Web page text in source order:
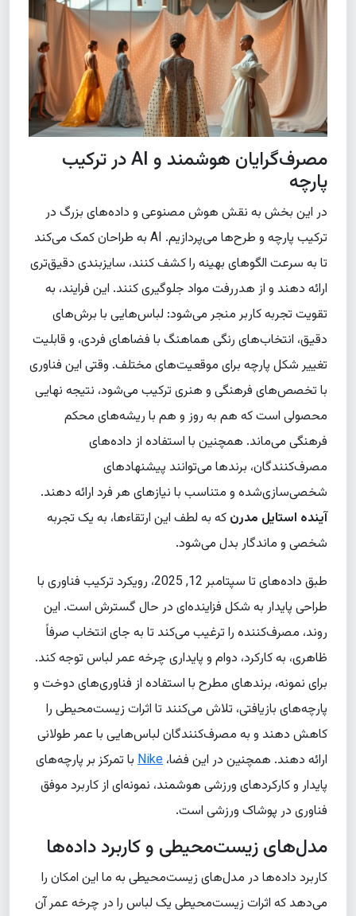
مصرف‌گرایان هوشمند و AI در ترکیب
پارچه
در این بخش به نقش هوش مصنوعی و داده‌های بزرگ در
ترکیب پارچه و طرح‌ها می‌پردازیم. AI به طراحان کمک می‌کند
تا به سرعت الگوهای بهینه را کشف کنند، سایزبندی دقیق‌تری
ارائه دهند و از هدررفت مواد جلوگیری کنند. این فرایند، به
تقویت تجربه کاربر منجر می‌شود: لباس‌هایی با برش‌های
دقیق، انتخاب‌های رنگی هماهنگ با فضاهای فردی، و قابلیت
تغییر شکل پارچه برای موقعیت‌های مختلف. وقتی این فناوری
با تخصص‌های فرهنگی و هنری ترکیب می‌شود، نتیجه نهایی
محصولی است که هم به روز و هم با ریشه‌های محکم
فرهنگی می‌ماند. همچنین با استفاده از داده‌های
مصرف‌کنندگان، برندها می‌توانند پیشنهادهای
شخصی‌سازی‌شده و متناسب با نیازهای هر فرد ارائه دهند.
آینده استایل مدرنکه به لطف این ارتقاءها، به یک تجربه
شخصی و ماندگار بدل می‌شود.
طبق داده‌های تا سپتامبر 12, 2025، رویکرد ترکیب فناوری با
طراحی پایدار به شکل فزاینده‌ای در حال گسترش است. این
روند، مصرف‌کننده را ترغیب می‌کند تا به جای انتخاب صرفاً
ظاهری، به کارکرد، دوام و پایداری چرخه عمر لباس توجه کند.
برای نمونه، برندهای مطرح با استفاده از فناوری‌های دوخت و
پارچه‌های بازیافتی، تلاش می‌کنند تا اثرات زیست‌محیطی را
کاهش دهند و به مصرف‌کنندگان لباس‌هایی با عمر طولانی
ارائه دهند. همچنین در این فضا،Nikeبا تمرکز بر پارچه‌های
پایدار و کارکردهای ورزشی هوشمند، نمونه‌ای از کاربرد موفق
فناوری در پوشاک ورزشی است.
مدل‌های زیست‌محیطی و کاربرد داده‌ها
کاربرد داده‌ها در مدل‌های زیست‌محیطی به ما این امکان را
می‌دهد که اثرات زیست‌محیطی یک لباس را در چرخه عمر آن